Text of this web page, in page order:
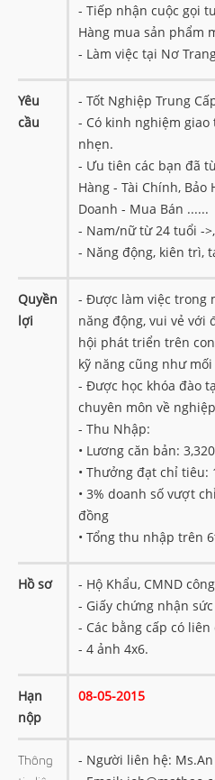
- Tiếp nhận cuộc gọi
Hàng mua sản phẩm
- Làm việc tại Nơ
Yêu
cầu
- Tốt Nghiệp Trung
- Có kinh nghiệm
nhẹn.
- Ưu tiên các bạn đã
Hàng - Tài Chính, Bảo
Doanh - Mua Bán ......
- Nam/nữ từ 24 tuổi -
- Năng động, kiên trì,
Quyền
lợi
- Được làm việc trong
năng động, vui vẻ với
hội phát triển trên
kỹ năng cũng như
- Được học khóa đào
chuyên môn về
- Thu Nhập:
• Lương căn bản:
• Thưởng đạt chỉ tiêu:
• 3% doanh số vượt
đồng
• Tổng thu nhập trên
Hồ sơ
- Hộ Khẩu, CMND
- Giấy chứng nhận
- Các bằng cấp có
- 4 ảnh 4x6.
Hạn
nộp
08-05-2015
Thông
- Người liên hệ: Ms.An